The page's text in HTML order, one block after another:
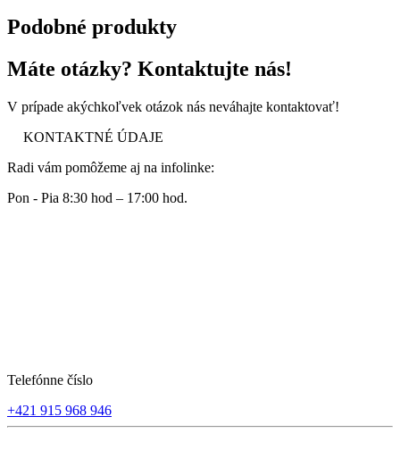
Podobné produkty
Máte otázky? Kontaktujte nás!
V prípade akýchkoľvek otázok nás neváhajte kontaktovať!
KONTAKTNÉ ÚDAJE
Radi vám pomôžeme aj na infolinke:
Pon - Pia 8:30 hod – 17:00 hod.
Telefónne číslo
+421 915 968 946